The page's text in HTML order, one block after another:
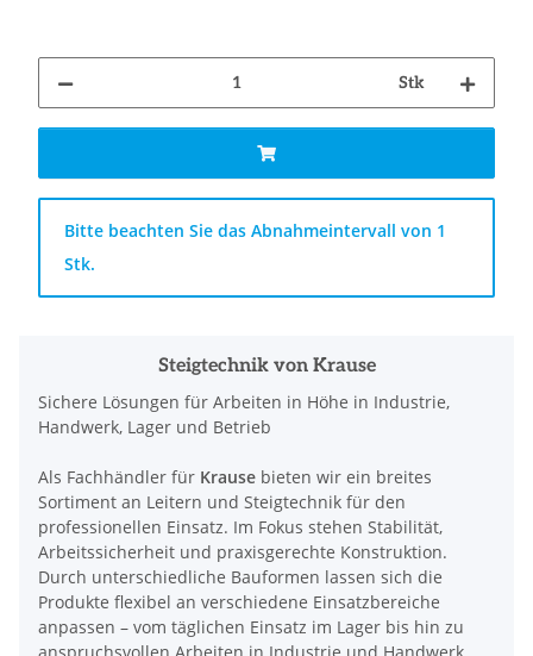
Stk
x
Bitte beachten Sie das Abnahmeintervall von 1
Stk.
Steigtechnik von Krause
Sichere Lösungen für Arbeiten in Höhe in Industrie,
Handwerk, Lager und Betrieb
Als Fachhändler für Krause bieten wir ein breites
Sortiment an Leitern und Steigtechnik für den
professionellen Einsatz. Im Fokus stehen Stabilität,
Arbeitssicherheit und praxisgerechte Konstruktion.
Durch unterschiedliche Bauformen lassen sich die
Produkte flexibel an verschiedene Einsatzbereiche
anpassen – vom täglichen Einsatz im Lager bis hin zu
anspruchsvollen Arbeiten in Industrie und Handwerk.